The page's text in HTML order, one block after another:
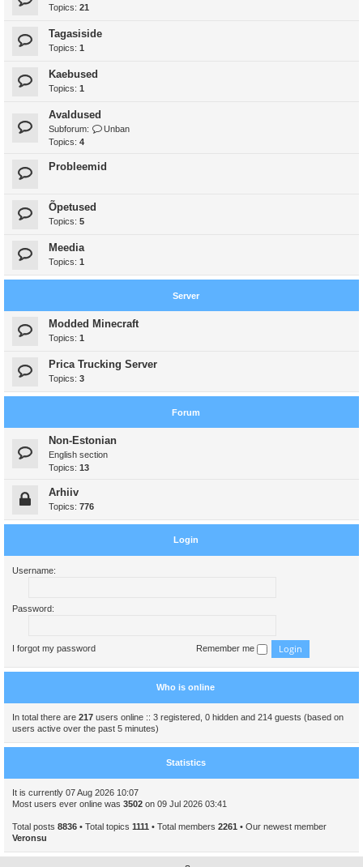
Topics: 21
Tagasiside
Topics: 1
Kaebused
Topics: 1
Avaldused
Subforum:
Unban
Topics: 4
Probleemid
Õpetused
Topics: 5
Meedia
Topics: 1
Server
Modded Minecraft
Topics: 1
Prica Trucking Server
Topics: 3
Forum
Non-Estonian
English section
Topics: 13
Arhiiv
Topics: 776
Login
Username:
Password:
I forgot my password Remember me
Who is online
In total there are 217 users online :: 3 registered, 0 hidden and 214 guests (based on
users active over the past 5 minutes)
Statistics
It is currently 07 Aug 2026 10:07
Most users ever online was 3502 on 09 Jul 2026 03:41
Total posts 8836 • Total topics 1111 • Total members 2261 • Our newest member
Veronsu